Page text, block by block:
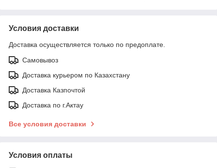
Условия доставки
Доставка осуществляется только по предоплате.
Самовывоз
Доставка курьером по Казахстану
Доставка Казпочтой
Доставка по г.Актау
Все условия доставки
Условия оплаты